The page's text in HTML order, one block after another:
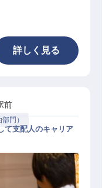
詳しく見る
門）
前
て支配人のキャリア